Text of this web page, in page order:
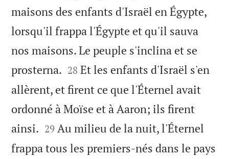
maisons des enfants d'Israël en Égypte,
lorsqu'il frappa l'Égypte et qu'il sauva
nos maisons. Le peuple s'inclina et se
prosterna. 

28 Et les enfants d'Israël s'en
allèrent, et firent ce que l'Éternel avait
ordonné à Moïse et à Aaron; ils firent
ainsi. 

29 Au milieu de la nuit, l'Éternel
frappa tous les premiers-nés dans le pays